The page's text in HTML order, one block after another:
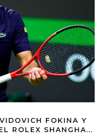
FOKINA Y
ROLEX SHANGHAI